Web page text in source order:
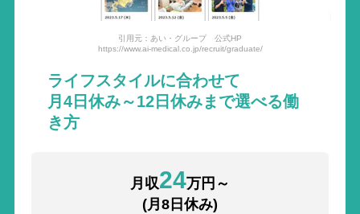
引用元：あい・グループ 公式HP
https://www.ai-medical.co.jp/recruit/graduate/
ライフスタイルに合わせて
月4日休み～12日休みまで選べる働
き方
月収24万円～
(月8日休み)